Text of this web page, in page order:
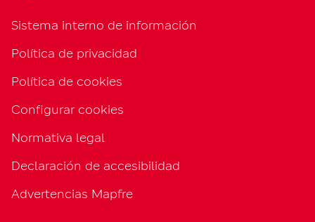
Sistema interno de información
Política de privacidad
Política de cookies
Configurar cookies
Normativa legal
Declaración de accesibilidad
Advertencias Mapfre